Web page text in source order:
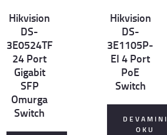
Det
Hikvision
DS-
3E0524TF
24 Port
Gigabit
SFP
Omurga
Switch
Det
Hikvision
DS-
3E1105P-
EI 4 Port
PoE
Switch
DEVAMINI
OKU